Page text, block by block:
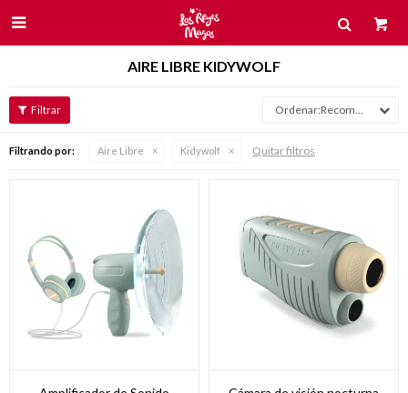

AIRE LIBRE KIDYWOLF
Recomendados
Filtrando por: Aire Libre Kidywolf Quitar filtros